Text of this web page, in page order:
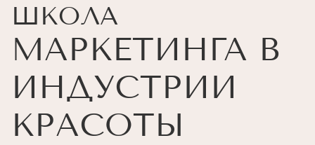
ШКОЛА
МАРКЕТИНГА В
ИНДУСТРИИ
КРАСОТЫ